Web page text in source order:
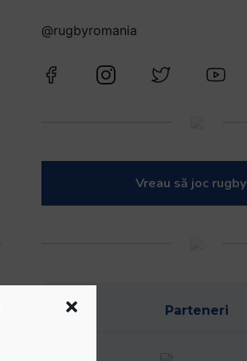
@rugbyromania
Vreau să joc rugby
Parteneri